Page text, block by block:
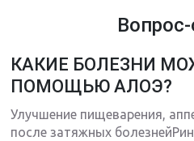
КАКИЕ БОЛЕЗНИ
ПОМОЩЬЮ АЛОЭ?
Улучшение пищеварения,
после затяжных